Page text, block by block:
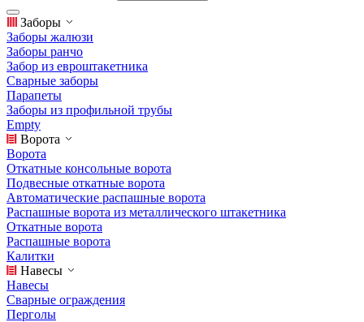
Заборы
Заборы жалюзи
Заборы ранчо
Забор из евроштакетника
Сварные заборы
Парапеты
Заборы из профильной трубы
Empty
Ворота
Ворота
Откатные консольные ворота
Подвесные откатные ворота
Автоматические распашные ворота
Распашные ворота из металлического штакетника
Откатные ворота
Распашные ворота
Калитки
Навесы
Навесы
Сварные ограждения
Перголы